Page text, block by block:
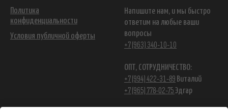
Политика
конфиденциальности
Условия публичной оферты
Напишите нам, и мы быстро
ответим на любые ваши
вопросы
+7 (963) 340-10-10
ОПТ, СОТРУДНИЧЕСТВО:
+7 (994) 422-31-89 Виталий
+7 (965) 778-02-75Эдгар